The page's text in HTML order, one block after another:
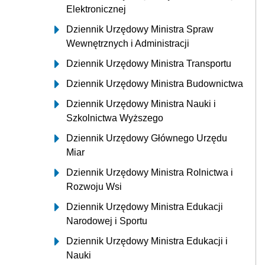
Elektronicznej
Dziennik Urzędowy Ministra Spraw
Wewnętrznych i Administracji
Dziennik Urzędowy Ministra Transportu
Dziennik Urzędowy Ministra Budownictwa
Dziennik Urzędowy Ministra Nauki i
Szkolnictwa Wyższego
Dziennik Urzędowy Głównego Urzędu
Miar
Dziennik Urzędowy Ministra Rolnictwa i
Rozwoju Wsi
Dziennik Urzędowy Ministra Edukacji
Narodowej i Sportu
Dziennik Urzędowy Ministra Edukacji i
Nauki